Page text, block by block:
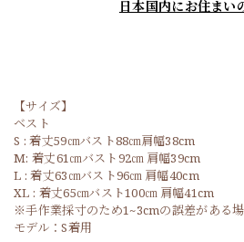
日本国内にお住まい
【サイズ】
ベスト
S : 着丈59㎝バスト88㎝肩幅38cm
M: 着丈61㎝バスト92㎝ 肩幅39cm
L : 着丈63㎝バスト96㎝ 肩幅40cm
XL : 着丈65㎝バスト100㎝ 肩幅41cm
※手作業採寸のため1~3cmの誤差がある場
モデル：S着用